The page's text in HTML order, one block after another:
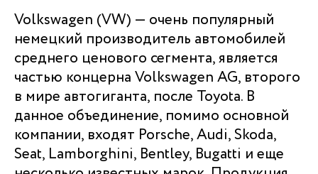
Volkswagen (VW) — очень популярный
немецкий производитель автомобилей
среднего ценового сегмента, является
частью концерна Volkswagen AG, второго
в мире автогиганта, после Toyota. В
данное объединение, помимо основной
компании, входят Porsche, Audi, Skoda,
Seat, Lamborghini, Bentley, Bugatti и еще